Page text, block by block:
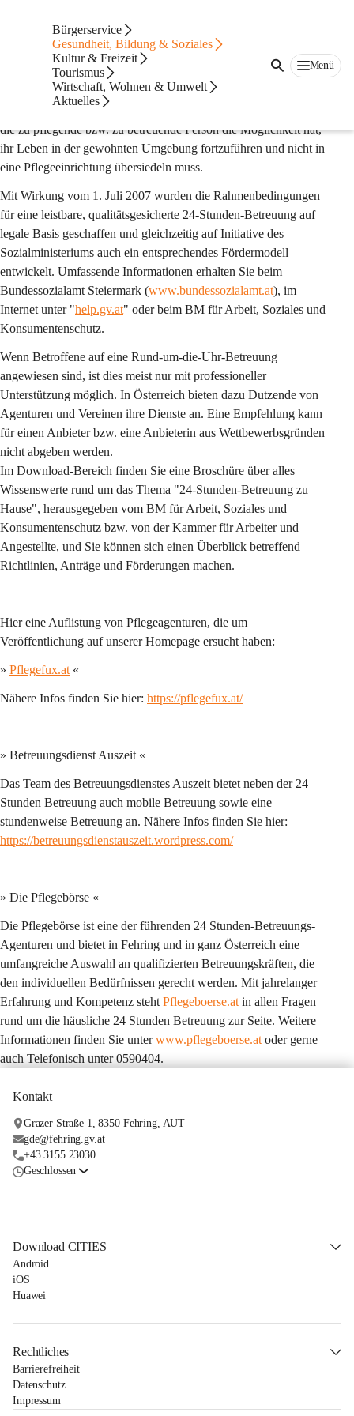
Bürgerservice
Gesundheit, Bildung & Soziales
Kultur & Freizeit
Tourismus
Wirtschaft, Wohnen & Umwelt
Aktuelles
Menü
24-Stunden-Betreuung
Die Lebenserwartung in Österreich steigt, und immer mehr
pflegebedürftige Menschen wollen den letzten Lebensabschnitt
in den eigenen vier Wänden verbringen.
Die 24-Stunden-Betreuung stellt eine Betreuungsform dar, in der
die zu pflegende bzw. zu betreuende Person die Möglichkeit hat,
ihr Leben in der gewohnten Umgebung fortzuführen und nicht in
eine Pflegeeinrichtung übersiedeln muss.
Mit Wirkung vom 1. Juli 2007 wurden die Rahmenbedingungen
für eine leistbare, qualitätsgesicherte 24-Stunden-Betreuung auf
legale Basis geschaffen und gleichzeitig auf Initiative des
Sozialministeriums auch ein entsprechendes Fördermodell
entwickelt. Umfassende Informationen erhalten Sie beim
Bundessozialamt Steiermark (www.bundessozialamt.at), im
Internet unter "help.gv.at" oder beim BM für Arbeit, Soziales und
Konsumentenschutz.
Wenn Betroffene auf eine Rund-um-die-Uhr-Betreuung
angewiesen sind, ist dies meist nur mit professioneller
Unterstützung möglich. In Österreich bieten dazu Dutzende von
Agenturen und Vereinen ihre Dienste an. Eine Empfehlung kann
für einen Anbieter bzw. eine Anbieterin aus Wettbewerbsgründen
nicht abgeben werden.
Im Download-Bereich finden Sie eine Broschüre über alles
Wissenswerte rund um das Thema "24-Stunden-Betreuung zu
Hause", herausgegeben vom BM für Arbeit, Soziales und
Konsumentenschutz bzw. von der Kammer für Arbeiter und
Angestellte, und Sie können sich einen Überblick betreffend
Richtlinien, Anträge und Förderungen machen.
Hier eine Auflistung von Pflegeagenturen, die um
Veröffentlichung auf unserer Homepage ersucht haben:
» Pflegefux.at «
Nähere Infos finden Sie hier: https://pflegefux.at/
» Betreuungsdienst Auszeit «
Das Team des Betreuungsdienstes Auszeit bietet neben der 24
Stunden Betreuung auch mobile Betreuung sowie eine
stundenweise Betreuung an. Nähere Infos finden Sie hier:
https://betreuungsdienstauszeit.wordpress.com/
» Die Pflegebörse «
Die Pflegebörse ist eine der führenden 24 Stunden-Betreuungs-
Agenturen und bietet in Fehring und in ganz Österreich eine
umfangreiche Auswahl an qualifizierten Betreuungskräften, die
den individuellen Bedürfnissen gerecht werden. Mit jahrelanger
Erfahrung und Kompetenz steht Pflegeboerse.at in allen Fragen
rund um die häusliche 24 Stunden Betreuung zur Seite. Weitere
Informationen finden Sie unter www.pflegeboerse.at oder gerne
auch Telefonisch unter 0590404.
Kontakt
Grazer Straße 1, 8350 Fehring, AUT
gde@fehring.gv.at
+43 3155 23030
Geschlossen
Download CITIES
Android
iOS
Huawei
Rechtliches
Barrierefreiheit
Datenschutz
Impressum